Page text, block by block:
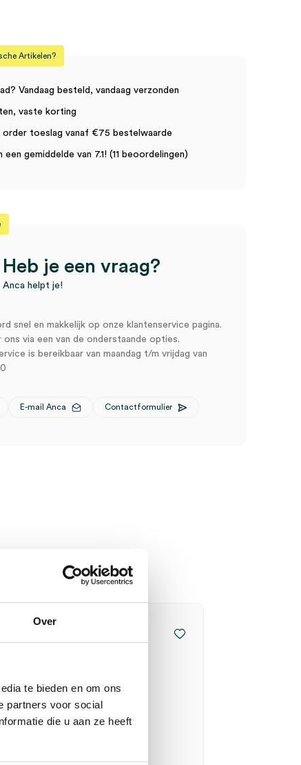
Over
te bieden en om ons
partners voor social
die u aan ze heeft
Artikelen?
Vandaag besteld, vandaag verzonden
vaste korting
order toeslag vanaf €75 bestelwaarde
gemiddelde van 7.1! (11 beoordelingen)
Heb je een vraag?
Anca helpt je!
snel en makkelijk op onze klantenservice pagina.
via een van de onderstaande opties.
is bereikbaar van maandag t/m vrijdag van
E-mail Anca Contactformulier